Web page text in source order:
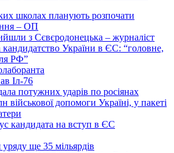
школах планують розпочати
– ОП
з Сєвєродонецька – журналіст
кандидатство України в ЄС: “головне,
РФ”
Іл-76
потужних ударів по росіянах
допомоги Україні, у пакеті
кандидата на вступ в ЄС
ще 35 мільярдів